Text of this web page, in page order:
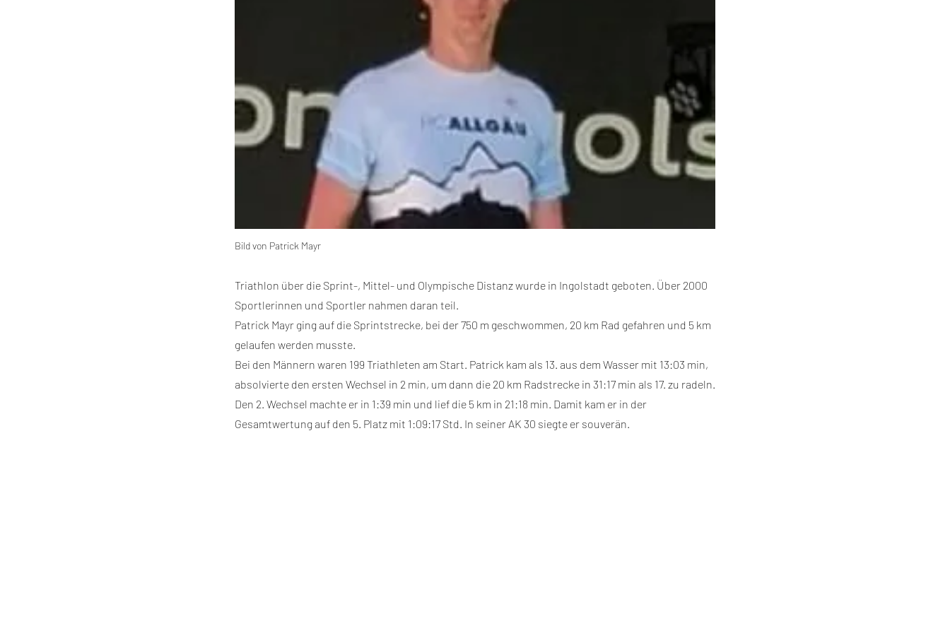
Bild von Patrick Mayr
Triathlon über die Sprint-, Mittel- und Olympische Distanz wurde in Ingolstadt geboten. Über 2000
Sportlerinnen und Sportler nahmen daran teil.
Patrick Mayr ging auf die Sprintstrecke, bei der 750 m geschwommen, 20 km Rad gefahren und 5 km
gelaufen werden musste.
Bei den Männern waren 199 Triathleten am Start. Patrick kam als 13. aus dem Wasser mit 13:03 min,
absolvierte den ersten Wechsel in 2 min, um dann die 20 km Radstrecke in 31:17 min als 17. zu radeln.
Den 2. Wechsel machte er in 1:39 min und lief die 5 km in 21:18 min. Damit kam er in der
Gesamtwertung auf den 5. Platz mit 1:09:17 Std. In seiner AK 30 siegte er souverän.